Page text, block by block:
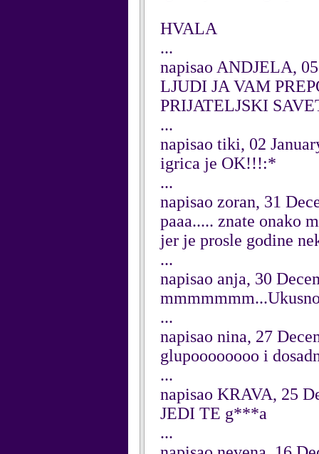
HVALA
...
napisao ANDJELA,
LJUDI JA VAM
PRIJATELJSKI
...
napisao tiki, 02
igrica je OK!!!:*
...
napisao zoran, 31
paaa..... znate onako
jer je prosle godine
...
napisao anja, 30
...
napisao nina, 27
glupoooooooo i
...
napisao KRAVA, 25
JEDI TE g***a
...